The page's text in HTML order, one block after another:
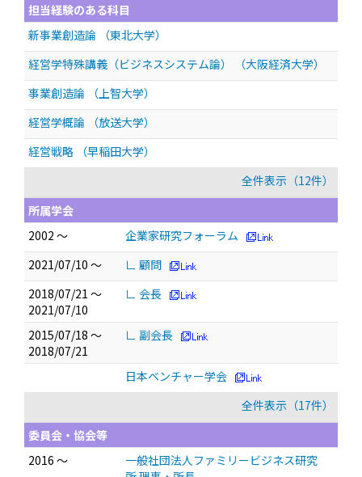
担当経験のある科目
新事業創造論 （東北大学）
経営学特殊講義（ビジネスシステム論） （大阪経済大学）
事業創造論 （上智大学）
経営学概論 （放送大学）
経営戦略 （早稲田大学）
全件表示（12件）
所属学会
2002 ～
企業家研究フォーラム
2021/07/10 ～
∟ 顧問
2018/07/21 ～
2021/07/10
∟ 会長
2015/07/18 ～
2018/07/21
∟ 副会長
日本ベンチャー学会
全件表示（17件）
委員会・協会等
2016 ～
一般社団法人ファミリービジネス研究